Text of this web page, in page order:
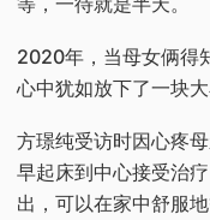
2020年，当母女俩得
心中犹如放下了一块大
方璟纯受访时因心疼
早起床到中心接受治
出，可以在家中舒服